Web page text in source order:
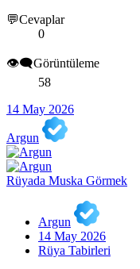
💬Cevaplar
0
👁️‍🗨️Görüntüleme
58
14 May 2026
Argun
Rüyada Muska Görmek
Argun
14 May 2026
Rüya Tabirleri